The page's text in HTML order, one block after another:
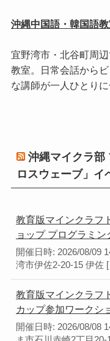
沖縄中国語・韓国語
宜野湾市・北谷町周
教室。日常会話から
な講師が一人ひとり
沖縄マイクラ部
ロスウェーブ」イ
教育版マインクラフ
ョップ プログラミ
開催日時: 2026/08/09
湾市伊佐2-20-15 伊佐
教育版マインクラフ
カップ参加ワークシ
開催日時: 2026/08/08